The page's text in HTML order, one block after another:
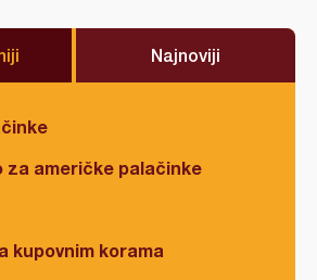
Najnoviji
za američke palačinke
kupovnim korama